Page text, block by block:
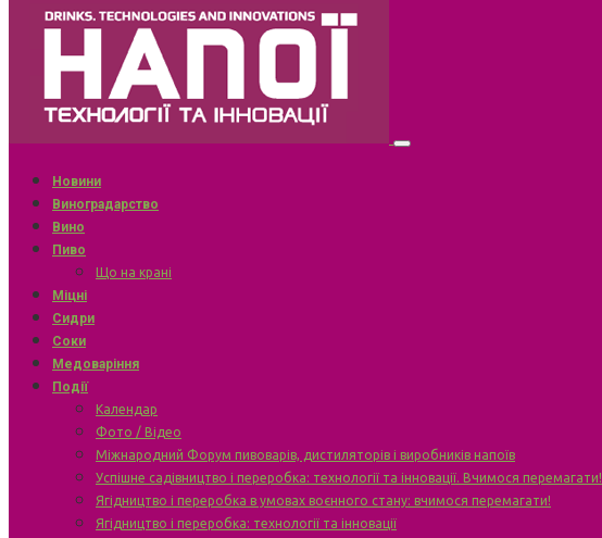
Новини
Виноградарство
Вино
Пиво
Що на крані
Міцні
Сидри
Соки
Медоваріння
Події
Календар
Фото / Відео
Міжнародний Форум пивоварів, дистиляторів і виробників напоїв
Успішне садівництво і переробка: технології та інновації. Вчимося перемагати!
Ягідництво і переробка в умовах воєнного стану: вчимося перемагати!
Ягідництво і переробка: технології та інновації